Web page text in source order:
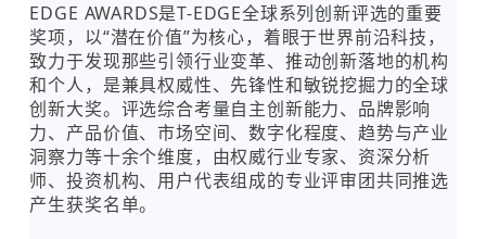
EDGE AWARDS是T-EDGE全球系列创新评选的重要
奖项，以“潜在价值”为核心，着眼于世界前沿科技，
致力于发现那些引领行业变革、推动创新落地的机构
和个人，是兼具权威性、先锋性和敏锐挖掘力的全球
创新大奖。评选综合考量自主创新能力、品牌影响
力、产品价值、市场空间、数字化程度、趋势与产业
洞察力等十余个维度，由权威行业专家、资深分析
师、投资机构、用户代表组成的专业评审团共同推选
产生获奖名单。